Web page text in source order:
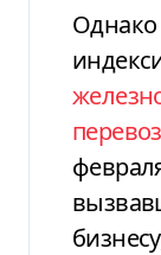
Однако